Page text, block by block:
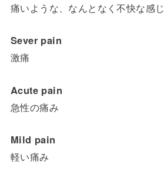
痛いような、なんとなく不快な感じ
Sever pain
激痛
Acute pain
急性の痛み
Mild pain
軽い痛み